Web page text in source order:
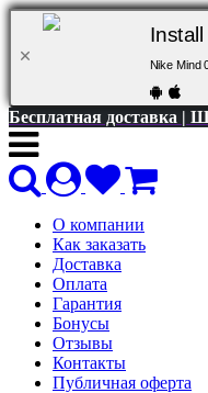
Nike Mind
Бесплатная доставка |
О компании
Как заказать
Доставка
Оплата
Гарантия
Бонусы
Отзывы
Контакты
Публичная оферта